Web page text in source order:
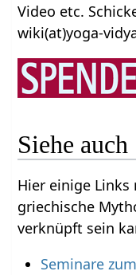
Video etc.
wiki(at)yoga-
Siehe auch
Hier einige Links
griechische
verknüpft sein
Seminare